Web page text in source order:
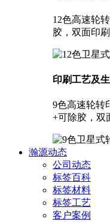
12色高速轮
胶，双面印
印刷工艺及
9色高速轮转
+可除胶，双
瀚源动态
公司动态
标签百科
标签材料
标签工艺
客户案例